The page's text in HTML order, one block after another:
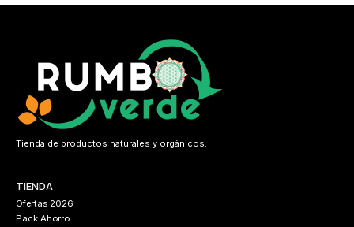
Tienda de productos naturales y orgánicos.
TIENDA
Ofertas 2026
Pack Ahorro